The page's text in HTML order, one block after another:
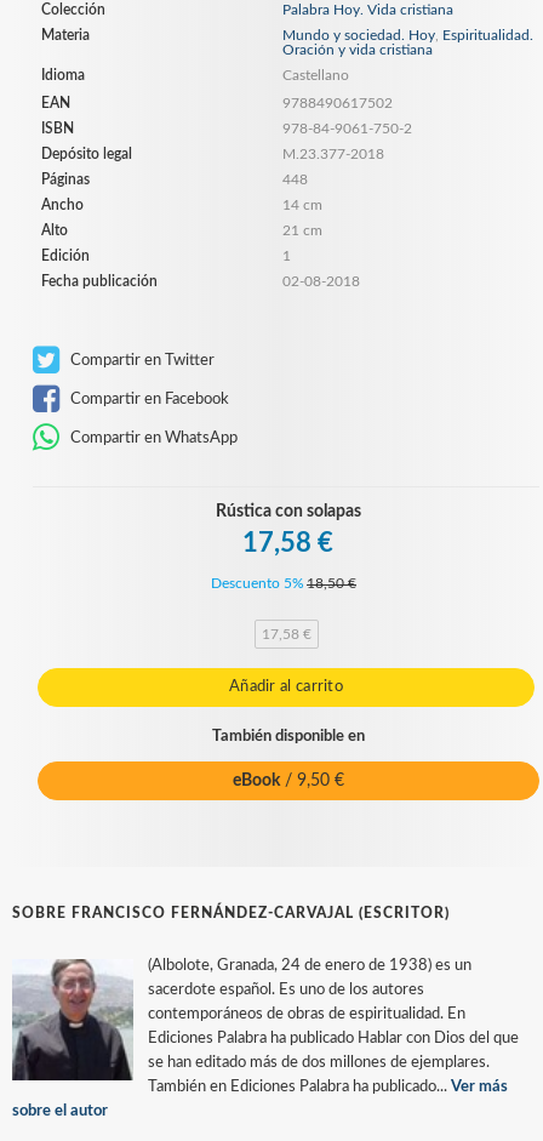
Colección
Palabra Hoy. Vida cristiana
Materia
Mundo y sociedad. Hoy, Espiritualidad.
Oración y vida cristiana
Idioma
Castellano
EAN
9788490617502
ISBN
978-84-9061-750-2
Depósito legal
M.23.377-2018
Páginas
448
Ancho
14 cm
Alto
21 cm
Edición
1
Fecha publicación
02-08-2018
Compartir en Twitter
Compartir en Facebook
Compartir en WhatsApp
Rústica con solapas
17,58 €
Descuento 5% 18,50 €
17,58 €
Añadir al carrito
También disponible en
eBook / 9,50 €
SOBRE FRANCISCO FERNÁNDEZ-CARVAJAL (ESCRITOR)
(Albolote, Granada, 24 de enero de 1938) es un
sacerdote español. Es uno de los autores
contemporáneos de obras de espiritualidad. En
Ediciones Palabra ha publicado Hablar con Dios del que
se han editado más de dos millones de ejemplares.
También en Ediciones Palabra ha publicado... Ver más
sobre el autor